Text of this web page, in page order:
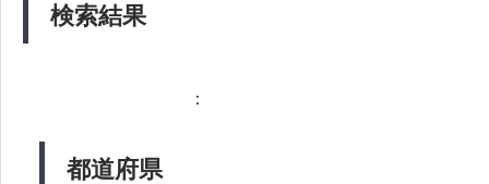
検索結果
都道府県
：